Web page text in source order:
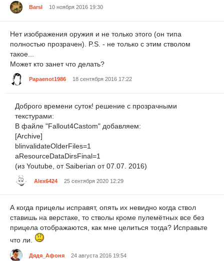
BarsI 10 ноября 2016 19:30
Нет изображения оружия и не только этого (он типа
полностью прозрачен). P.S. - не только с этим стволом
такое...
Может кто занет что делать?
Papaenot1986 18 сентября 2016 17:22
Доброго времени суток! решение с прозрачными
текстурами:
В файле "Fallout4Castom" добавляем:
[Archive]
blinvalidateOlderFiles=1
aResourceDataDirsFinal=1
(из Youtube, от Saiberian от 07.07. 2016)
Alex6424 25 сентября 2020 12:29
А когда прицелы исправят, опять их невидно когда ствол
ставишь на верстаке, то стволы кроме пулемётных все без
прицела отображаются, как мне целиться тогда? Исправьте
что ли.
Дядя_Афоня 24 августа 2016 19:54